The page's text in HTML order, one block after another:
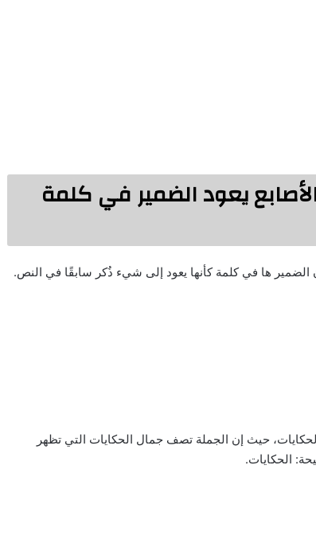
يعود الضمير في كلمة
الضمير ها في كلمة كأنها يعود إلى شيء ذُكر سابقًا في النص.
حيث إن الجملة تصف جمال الحكايات التي تظهر
الحكايات.